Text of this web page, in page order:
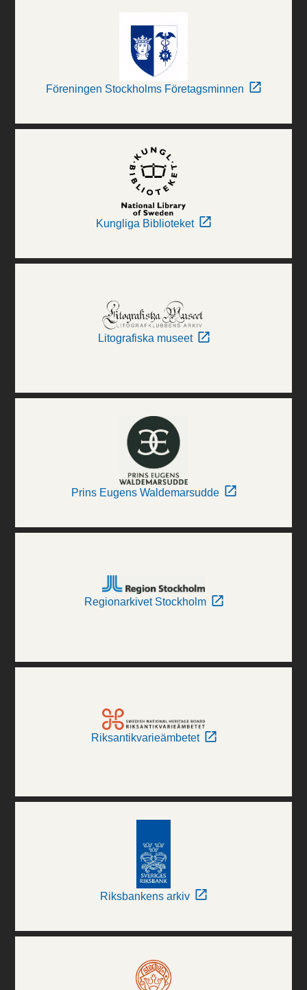
Föreningen Stockholms Företagsminnen
Kungliga Biblioteket
Litografiska museet
Prins Eugens Waldemarsudde
Regionarkivet Stockholm
Riksantikvarieämbetet
Riksbankens arkiv